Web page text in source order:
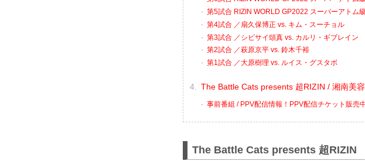
第5試合 RIZIN WORLD GP2022 スーパーアトム
第4試合 ／扇久保博正 vs. キム・スーチョル
第3試合 ／シビサイ頌真 vs. カルリ・ギブレイン
第2試合 ／萩原京平 vs. 鈴木千裕
第1試合 ／大原樹理 vs. ルイス・グスタボ
The Battle Cats presents 超RIZIN / 湘南美
事前番組 / PPV配信情報！PPV配信チケット販売中
The Battle Cats presents 超RIZIN